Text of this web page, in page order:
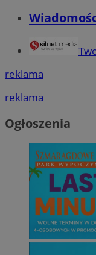
reklama
reklama
Ogłoszenia